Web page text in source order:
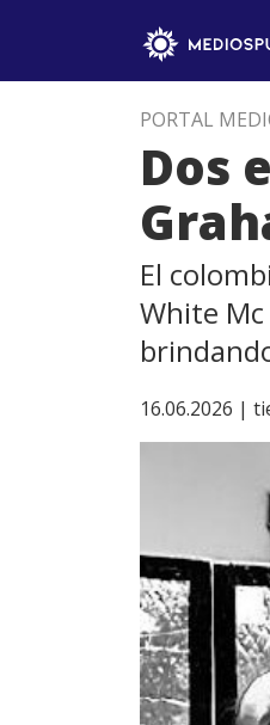
PORTAL
Dos
El
White
16.06.2026 |